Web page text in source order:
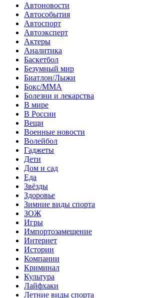
Автоновости
Автособытия
Автоспорт
Автоэксперт
Актеры
Аналитика
Баскетбол
Безумный мир
Биатлон/Лыжи
Бокс/MMA
Болезни и лекарства
В мире
В России
Вещи
Военные новости
Волейбол
Гаджеты
Дети
Дом и сад
Еда
Звёзды
Здоровье
Зимние виды спорта
ЗОЖ
Игры
Импортозамещение
Интернет
Истории
Компании
Криминал
Культура
Лайфхаки
Летние виды спорта